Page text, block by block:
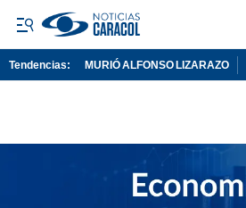
Tendencias: MURIÓ ALFONSO LIZARAZO